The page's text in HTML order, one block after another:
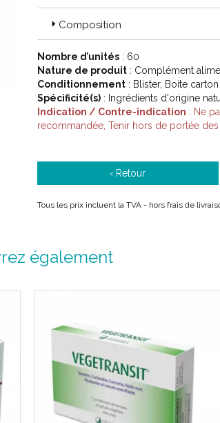
Composition
Nombre d’unités : 60
Nature de produit : Complément
Conditionnement : Blister, Boite carton
Spécificité(s) : Ingrédients d'origine
Indication / Contre-indication : Ne
recommandée, Tenir hors de portée des
‹ Retour
Tous les prix incluent la TVA - hors frais de
également